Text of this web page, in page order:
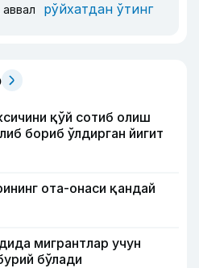
рўйхатдан ўтинг
қўй сотиб олиш
бориб ўлдирган йигит
ота-онаси қандай
мигрантлар учун
бўлади